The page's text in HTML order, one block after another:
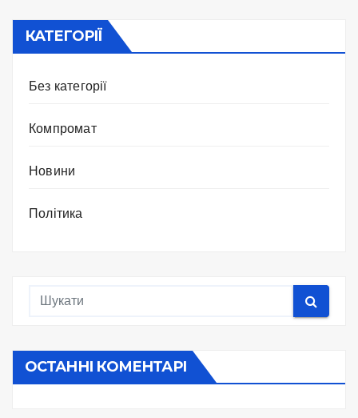
КАТЕГОРІЇ
Без категорії
Компромат
Новини
Політика
ОСТАННІ КОМЕНТАРІ